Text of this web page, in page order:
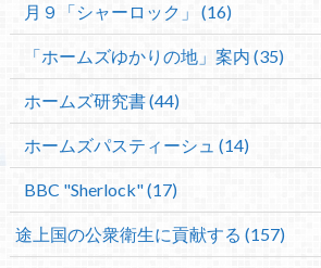
月９「シャーロック」 (16)
「ホームズゆかりの地」案内 (35)
ホームズ研究書 (44)
ホームズパスティーシュ (14)
BBC "Sherlock" (17)
途上国の公衆衛生に貢献する (157)